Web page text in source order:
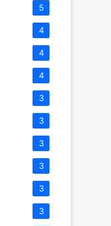
5
4
4
4
3
3
3
3
3
3